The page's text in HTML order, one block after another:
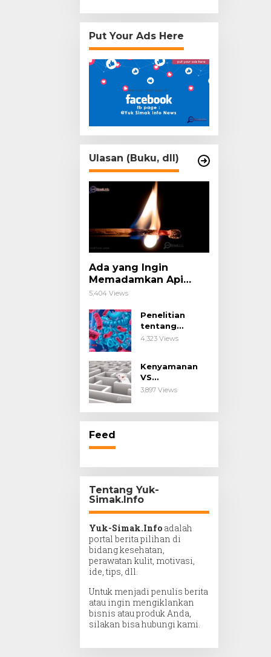
Put Your Ads Here
Ulasan (Buku, dll)
Ada yang Ingin
Memadamkan Api
Impianmu!
5,404 Views
Penelitian
tentang
Probiotik
Penyakit
Imunologis.
4,323 Views
Kenyamanan
VS
Kesengsaraan.
3,897 Views
Feed
Tentang Yuk-
Simak.Info
Yuk-Simak.Info adalah
portal berita pilihan di
bidang kesehatan,
perawatan kulit, motivasi,
ide, tips, dll.
Untuk menjadi penulis berita
atau ingin mengiklankan
bisnis atau produk Anda,
silakan bisa hubungi kami.